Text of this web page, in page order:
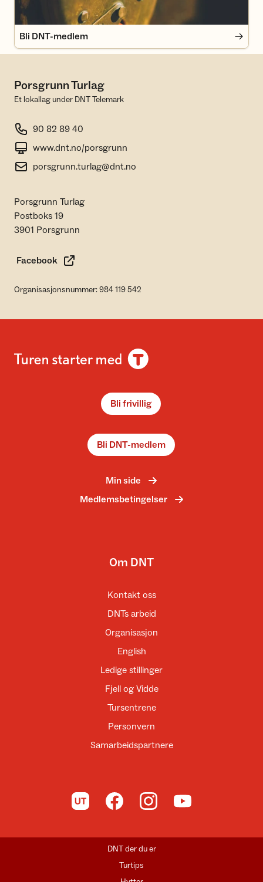
Bli DNT-medlem
Porsgrunn Turlag
Et lokallag under DNT Telemark
90 82 89 40
www.dnt.no/porsgrunn
porsgrunn.turlag@dnt.no
Porsgrunn Turlag
Postboks 19
3901 Porsgrunn
Facebook
Organisasjonsnummer: 984 119 542
Bli frivillig
Bli DNT-medlem
Min side
Medlemsbetingelser
Om DNT
Kontakt oss
DNTs arbeid
Organisasjon
English
Ledige stillinger
Fjell og Vidde
Tursentrene
Personvern
Samarbeidspartnere
Til UT.no Til DNT på Facebook
Til DNT på Instagram
Til DNT på YouTube
DNT der du er
Turtips